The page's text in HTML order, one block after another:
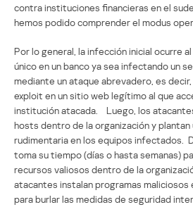
contra instituciones financieras en el
hemos podido comprender el modus
Por lo general, la infección inicial ocurre
único en un banco ya sea infectando un
mediante un ataque abrevadero, es
exploit en un sitio web legítimo al que
institución atacada. Luego, los
hosts dentro de la organización y
rudimentaria en los equipos infectados.
toma su tiempo (días o hasta semanas)
recursos valiosos dentro de la
atacantes instalan programas maliciosos
para burlar las medidas de seguridad